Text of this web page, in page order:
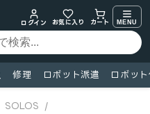
ログイン
お気に入り カート MENU
修理 ロボット派遣 ロボッ
SOLOS
/